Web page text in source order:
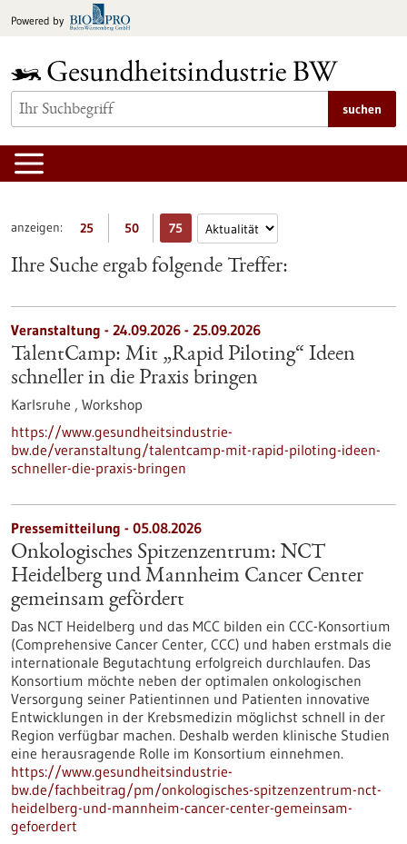
Inhalt
Powered by
suchen
anzeigen: 25 50 75
Ihre Suche ergab folgende Treffer:
Veranstaltung - 24.09.2026 - 25.09.2026
TalentCamp: Mit „Rapid Piloting“ Ideen
schneller in die Praxis bringen
Karlsruhe , Workshop
https://www.gesundheitsindustrie-
bw.de/veranstaltung/talentcamp-mit-rapid-piloting-ideen-
schneller-die-praxis-bringen
Pressemitteilung - 05.08.2026
Onkologisches Spitzenzentrum: NCT
Heidelberg und Mannheim Cancer Center
gemeinsam gefördert
Das NCT Heidelberg und das MCC bilden ein CCC-Konsortium
(Comprehensive Cancer Center, CCC) und haben erstmals die
internationale Begutachtung erfolgreich durchlaufen. Das
Konsortium möchte neben der optimalen onkologischen
Versorgung seiner Patientinnen und Patienten innovative
Entwicklungen in der Krebsmedizin möglichst schnell in der
Region verfügbar machen. Deshalb werden klinische Studien
eine herausragende Rolle im Konsortium einnehmen.
https://www.gesundheitsindustrie-
bw.de/fachbeitrag/pm/onkologisches-spitzenzentrum-nct-
heidelberg-und-mannheim-cancer-center-gemeinsam-
gefoerdert